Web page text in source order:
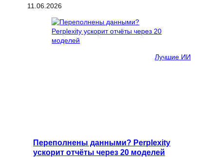
11.06.2026
Лучшие ИИ
Переполнены данными? Perplexity
ускорит отчёты через 20 моделей